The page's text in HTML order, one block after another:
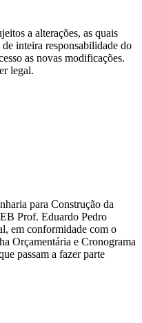
a alterações, as quais
inteira responsabilidade do
as novas modificações.
legal.
para Construção da
Prof. Eduardo Pedro
em conformidade com o
Orçamentária e Cronograma
passam a fazer parte